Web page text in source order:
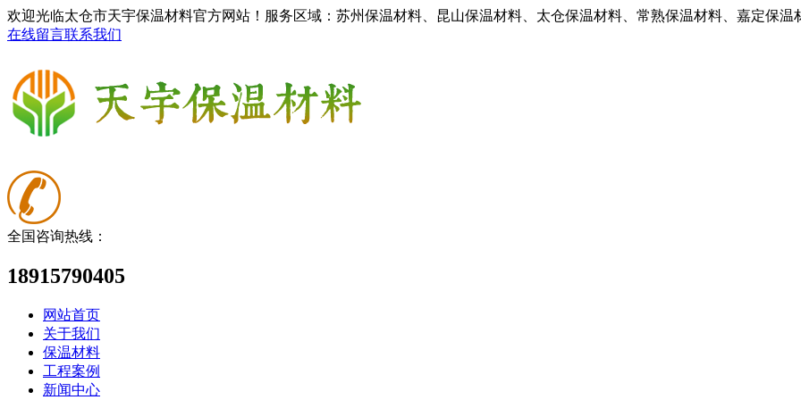
欢迎光临太仓市天宇保温材料官方网站！服务区域：苏州保温材料、昆山保温材料、太仓保温材料、常熟保温材料、嘉定保温
在线留言联系我们
全国咨询热线：
18915790405
网站首页
关于我们
保温材料
工程案例
新闻中心